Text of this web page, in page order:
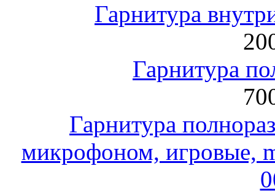
Гарнитура
Гарнитура
Гарнитура
микрофоном, игровые,